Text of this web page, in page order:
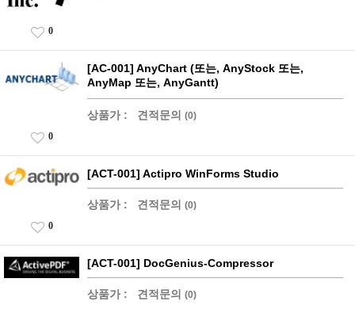
0
[AC-001] AnyChart (또는, AnyStock 또는,
AnyMap 또는, AnyGantt)
상품가 : 견적문의 (0)
0
[ACT-001] Actipro WinForms Studio
상품가 : 견적문의 (0)
0
[ACT-001] DocGenius-Compressor
상품가 : 견적문의 (0)